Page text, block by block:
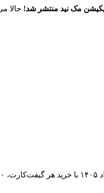
مک نید منتشر شد! حالا